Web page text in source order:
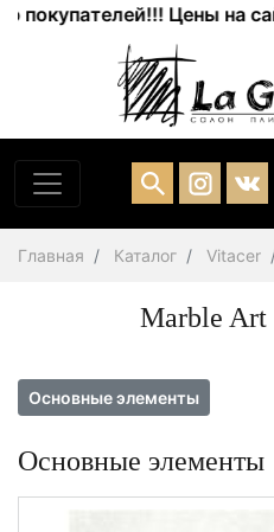
Цены на сайте
Главная Каталог Vitacer
Marble Art
Основные элементы
Основные элементы